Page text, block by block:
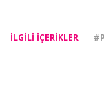
İLGILI IÇERIKLER